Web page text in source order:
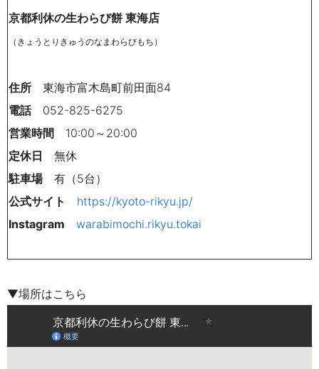
京都利休の生わらび餅 東海店
（きょうとりきゅうのなまわらびもち）
住所 東海市富木島町前田面84
電話052-825-6275
営業時間 10:00～20:00
定休日 無休
駐車場有（5台）
公式サイト https://kyoto-rikyu.jp/
Instagram
warabimochi.rikyu.tokai
▼場所はこちら